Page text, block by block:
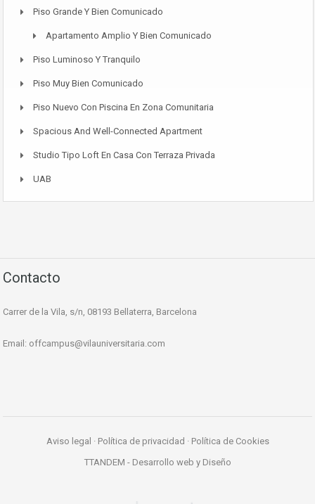
Piso Grande Y Bien Comunicado
Apartamento Amplio Y Bien Comunicado
Piso Luminoso Y Tranquilo
Piso Muy Bien Comunicado
Piso Nuevo Con Piscina En Zona Comunitaria
Spacious And Well-Connected Apartment
Studio Tipo Loft En Casa Con Terraza Privada
UAB
Contacto
Carrer de la Vila, s/n, 08193 Bellaterra, Barcelona
Email: offcampus@vilauniversitaria.com
Aviso legal · Política de privacidad · Política de Cookies
TTANDEM - Desarrollo web y Diseño